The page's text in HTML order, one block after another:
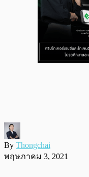
By Thongchai
พฤษภาคม 3, 2021